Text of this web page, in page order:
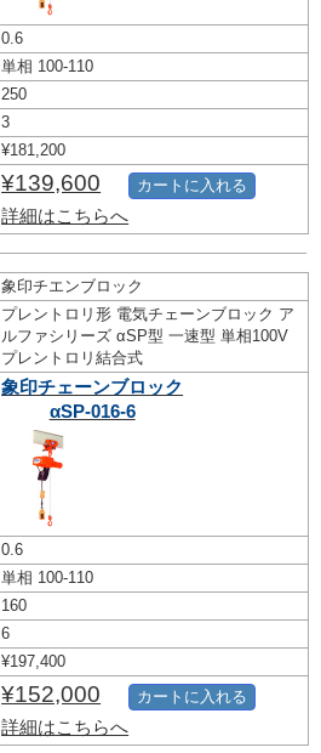
0.6
単相 100-110
250
3
¥181,200
¥139,600
詳細はこちらへ
カートに入れる
象印チエンブロック
プレントロリ形 電気チェーンブロック ア
ルファシリーズ αSP型 一速型 単相100V
プレントロリ結合式
象印チェーンブロック
αSP-016-6
0.6
単相 100-110
160
6
¥197,400
¥152,000
詳細はこちらへ
カートに入れる